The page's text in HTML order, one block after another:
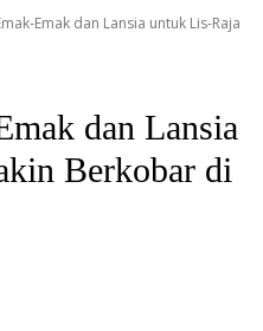
Emak dan Lansia untuk Lis-Raja
dan Lansia
Berkobar di